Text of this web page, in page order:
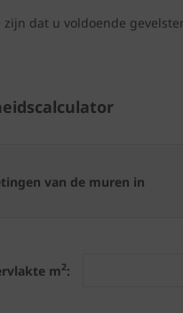
zijn dat u voldoende
van de muren in
m2: